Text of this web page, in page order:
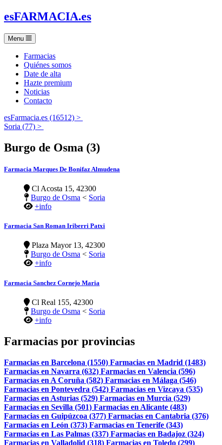
esFARMACIA.es
Menu
Farmacias
Quiénes somos
Date de alta
Hazte premium
Noticias
Contacto
esFarmacia.es (16512) >
Soria (77) >
Burgo de Osma (3)
Farmacia Marques De Bonifaz Almudena
Cl Acosta 15, 42300
Burgo de Osma < Soria
+info
Farmacia San Roman Iriberri Patxi
Plaza Mayor 13, 42300
Burgo de Osma < Soria
+info
Farmacia Sanchez Cornejo Maria
Cl Real 155, 42300
Burgo de Osma < Soria
+info
Farmacias por provincias
Farmacias en Barcelona (1550) Farmacias en Madrid (1483)
Farmacias en Navarra (632) Farmacias en Valencia (596)
Farmacias en A Coruña (582) Farmacias en Málaga (546)
Farmacias en Pontevedra (542) Farmacias en Vizcaya (535)
Farmacias en Asturias (529) Farmacias en Murcia (529)
Farmacias en Sevilla (501) Farmacias en Alicante (483)
Farmacias en Guipúzcoa (377) Farmacias en Cantabria (376)
Farmacias en León (373) Farmacias en Tenerife (343)
Farmacias en Las Palmas (337) Farmacias en Badajoz (324)
Farmacias en Valladolid (318) Farmacias en Toledo (299)